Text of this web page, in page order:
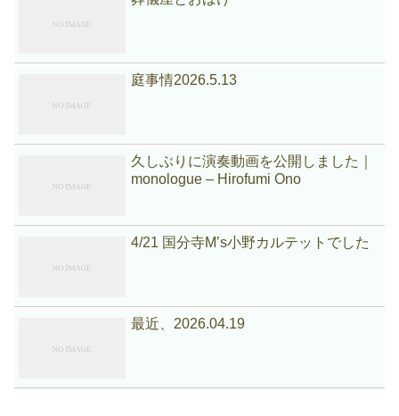
庭事情2026.5.13
久しぶりに演奏動画を公開しました｜
monologue – Hirofumi Ono
4/21 国分寺M’s小野カルテットでした
最近、2026.04.19